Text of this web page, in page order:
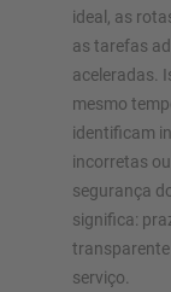
ideal, as
as tarefas
aceleradas.
mesmo
identificam
incorretas
segurança
significa:
transparente
serviço.